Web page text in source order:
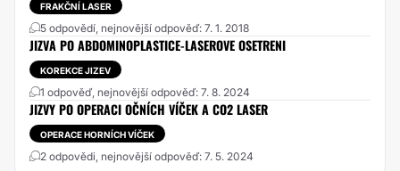
FRAKČNÍ LASER
5 odpovědí, nejnovější odpověď: 7. 1. 2018
JIZVA PO ABDOMINOPLASTICE-LASEROVE OSETRENI
KOREKCE JIZEV
1 odpověď, nejnovější odpověď: 7. 8. 2024
JIZVY PO OPERACI OČNÍCH VÍČEK A CO2 LASER
OPERACE HORNÍCH VÍČEK
2 odpovědi, nejnovější odpověď: 7. 5. 2024